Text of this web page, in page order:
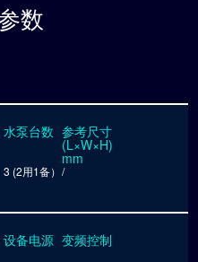
数
水泵台数 参考尺寸
(L×W×H)
mm
3 (2用1备） /
设备电源 变频控制